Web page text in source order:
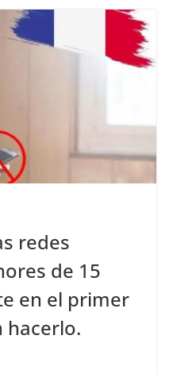
redes
de 15
en el primer
hacerlo.